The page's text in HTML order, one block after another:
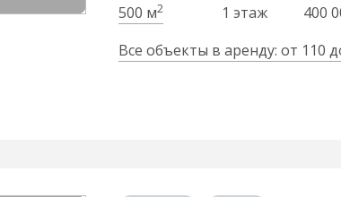
500 м2 1 этаж 400
Все объекты в аренду: от 110